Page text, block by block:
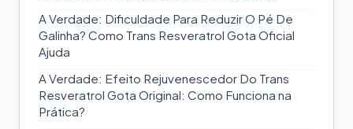
A Verdade: Dificuldade Para Reduzir O Pé De
Galinha? Como Trans Resveratrol Gota Oficial
Ajuda
A Verdade: Efeito Rejuvenescedor Do Trans
Resveratrol Gota Original: Como Funciona na
Prática?